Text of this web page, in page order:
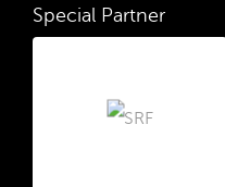
Special Partner